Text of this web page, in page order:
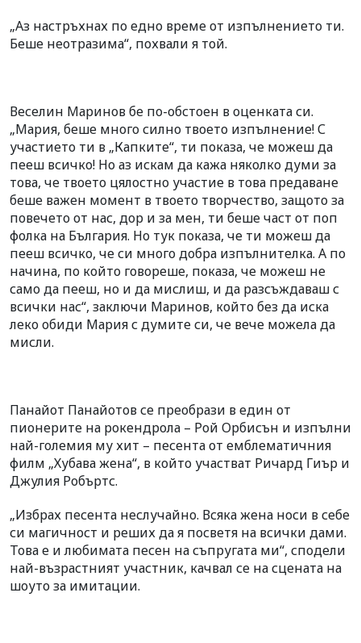
„Аз настръхнах по едно време от изпълнението ти.
Беше неотразима“, похвали я той.
Веселин Маринов бе по-обстоен в оценката си.
„Мария, беше много силно твоето изпълнение! С
участието ти в „Капките“, ти показа, че можеш да
пееш всичко! Но аз искам да кажа няколко думи за
това, че твоето цялостно участие в това предаване
беше важен момент в твоето творчество, защото за
повечето от нас, дор и за мен, ти беше част от поп
фолка на България. Но тук показа, че ти можеш да
пееш всичко, че си много добра изпълнителка. А по
начина, по който говореше, показа, че можеш не
само да пееш, но и да мислиш, и да разсъждаваш с
всички нас“, заключи Маринов, който без да иска
леко обиди Мария с думите си, че вече можела да
мисли.
Панайот Панайотов се преобрази в един от
пионерите на рокендрола – Рой Орбисън и изпълни
най-големия му хит – песента от емблематичния
филм „Хубава жена“, в който участват Ричард Гиър и
Джулия Робъртс.
„Избрах песента неслучайно. Всяка жена носи в себе
си магичност и реших да я посветя на всички дами.
Това е и любимата песен на съпругата ми“, сподели
най-възрастният участник, качвал се на сцената на
шоуто за имитации.